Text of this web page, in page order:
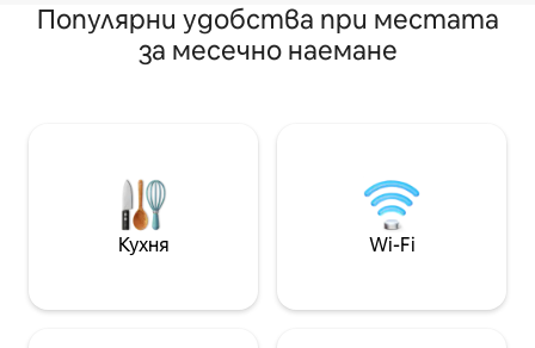
Популярни удобства при местата
за месечно наемане
Кухня Wi-Fi